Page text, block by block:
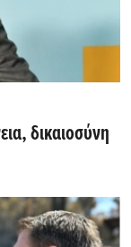
δικαιοσύνη